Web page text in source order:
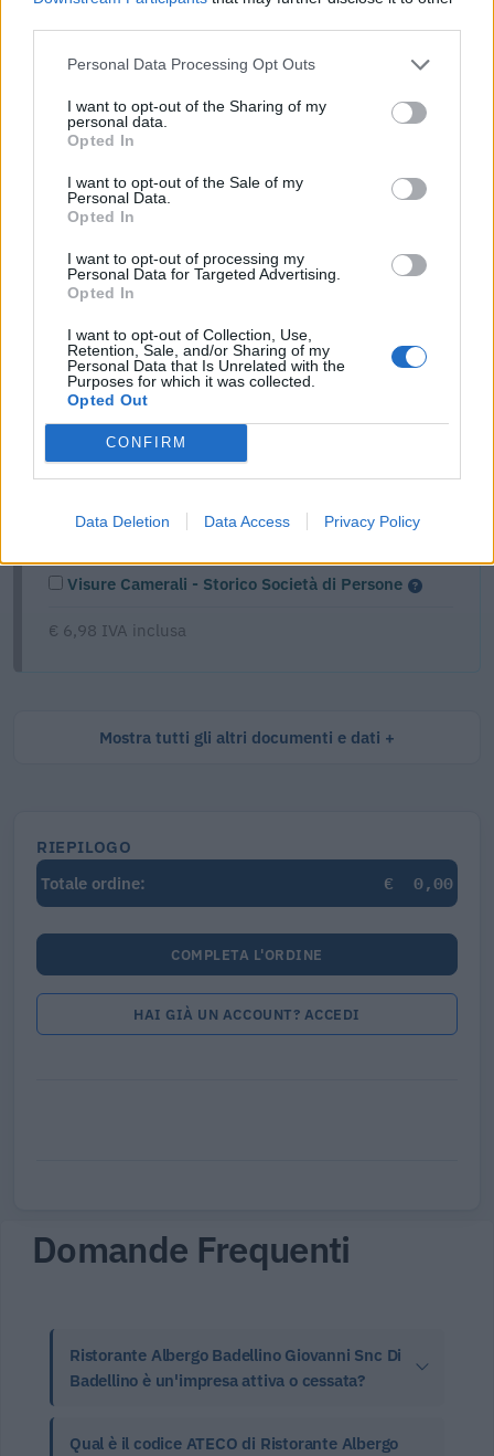
Personal Data Processing Opt Outs
I want to opt-out of the Sharing of my
personal data.
Opted In
I want to opt-out of the Sale of my
Personal Data.
Opted In
I want to opt-out of processing my
Personal Data for Targeted Advertising.
Opted In
I want to opt-out of Collection, Use,
Retention, Sale, and/or Sharing of my
Personal Data that Is Unrelated with the
Purposes for which it was collected.
Opted Out
CONFIRM
Data Deletion Data Access Privacy Policy
Tutti i documenti e servizi disponibili →
Documenti più richiesti
Visure Camerali - Società di Persone
€ 5,39 IVA inclusa
Visure Camerali - Storico Società di Persone
€ 6,98 IVA inclusa
Mostra tutti gli altri documenti e dati
RIEPILOGO
Totale ordine:
€ 0,00
COMPLETA L'ORDINE
HAI GIÀ UN ACCOUNT? ACCEDI
Domande Frequenti
Ristorante Albergo Badellino Giovanni Snc Di
Badellino è un'impresa attiva o cessata?
Qual è il codice ATECO di Ristorante Albergo